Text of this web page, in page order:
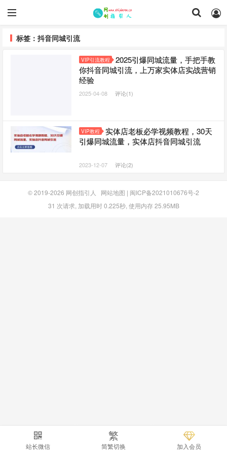
标签：抖音同城引流
VIP引流教程
2025引爆同城流量，手把手教
你抖音同城引流，上万家实体店实战营销
经验
2025-04-08 评论(1)
VIP教程
实体店老板必学视频教程，30天
引爆同城流量，实体店抖音同城引流
2023-12-07 评论(2)
© 2019-2026 网创指引人 网站地图 | 闽ICP备2021010676号-2
31 次请求, 加载用时 0.225秒, 使用内存 25.95MB
站长微信
繁
简繁切换 加入会员